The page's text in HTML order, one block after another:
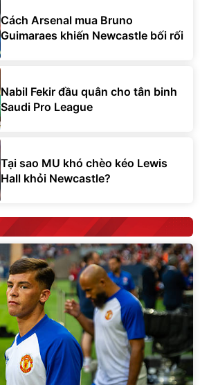
Cách Arsenal mua Bruno
Guimaraes khiến Newcastle bối rối
Nabil Fekir đầu quân cho tân binh
Saudi Pro League
Tại sao MU khó chèo kéo Lewis
Hall khỏi Newcastle?